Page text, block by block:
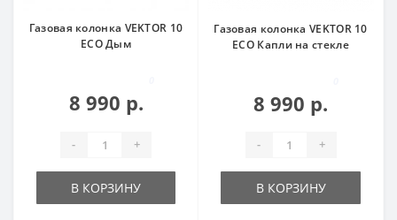
Газовая колонка VEKTOR 10
ECO Дым
8 990 р.
- +
В КОРЗИНУ
Газовая колонка VEKTOR 10
ECO Капли на стекле
8 990 р.
- +
В КОРЗИНУ